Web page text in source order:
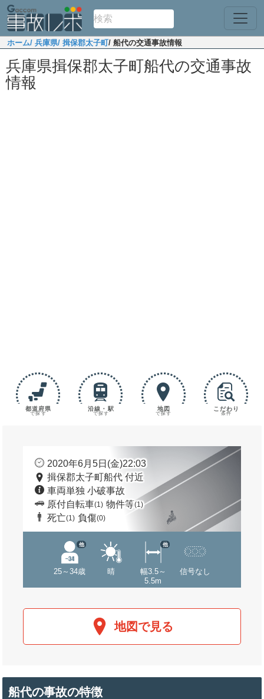
ホーム/ 兵庫県/ 揖保郡太子町/ 船代の交通事故情報
兵庫県揖保郡太子町船代の交通事故
情報
都道府県
で探す
沿線・駅
で探す
地図
で探す
こだわり
条件
2020年6月5日(金)22:03
揖保郡太子町船代 付近
車両単独 小破事故
原付自転車(1) 物件等(1)
死亡(1) 負傷(0)
25～34歳
他
晴
幅3.5～
5.5m
他
信号なし
地図で見る
船代の事故の特徴